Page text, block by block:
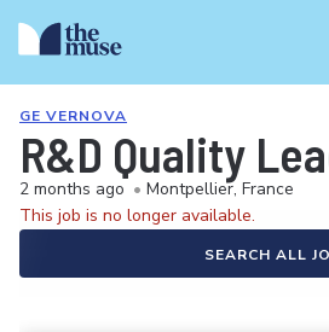
GE VERNOVA
R&D Quality
2 months ago • Montpellier, France
This job is no longer available.
SEARCH ALL